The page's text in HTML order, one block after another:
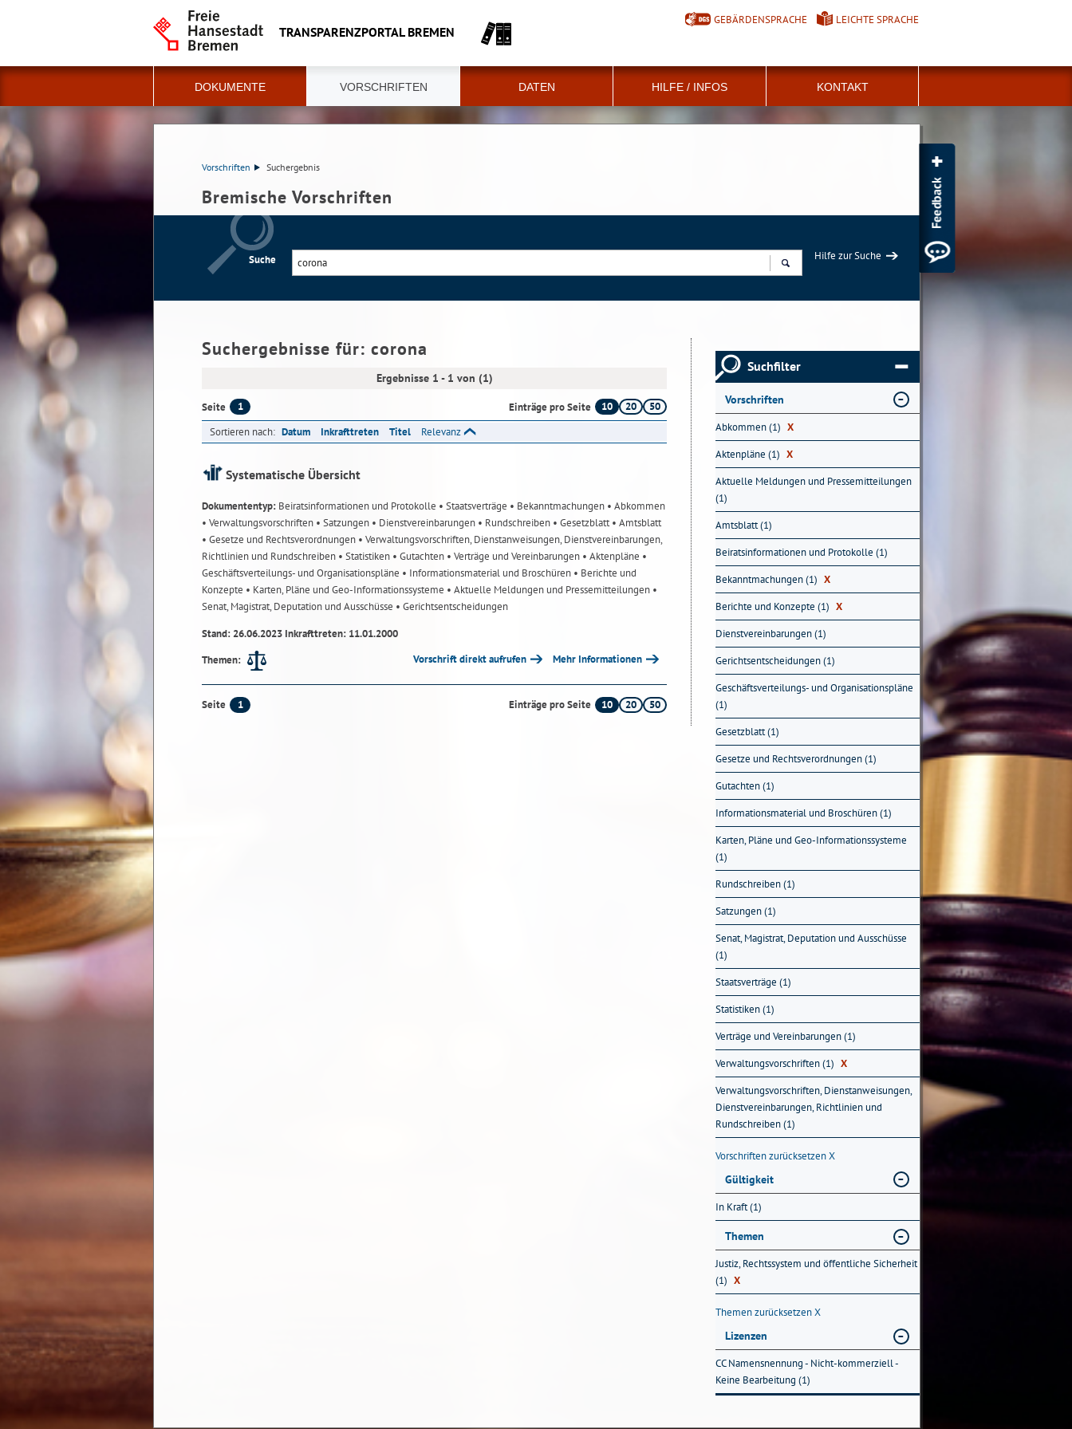
TRANSPARENZPORTAL BREMEN
GEBÄRDENSPRACHE LEICHTE SPRACHE
DOKUMENTE VORSCHRIFTEN DATEN HILFE / INFOS KONTAKT
Vorschriften Suchergebnis
Bremische Vorschriften
Suche
Hilfe zur Suche
Suchergebnisse für: corona
Ergebnisse 1 - 1 von (1)
Seite 1 Einträge pro Seite 10 20
50
Sortieren nach: Datum Inkrafttreten Titel Relevanz
Systematische Übersicht
Dokumententyp: Beiratsinformationen und Protokolle • Staatsverträge • Bekanntmachungen • Abkommen
• Verwaltungsvorschriften • Satzungen • Dienstvereinbarungen • Rundschreiben • Gesetzblatt• Amtsblatt
• Gesetze und Rechtsverordnungen • Verwaltungsvorschriften, Dienstanweisungen, Dienstvereinbarungen,
Richtlinien und Rundschreiben • Statistiken • Gutachten • Verträge und Vereinbarungen • Aktenpläne •
Geschäftsverteilungs- und Organisationspläne • Informationsmaterial und Broschüren • Berichte und
Konzepte • Karten, Pläne und Geo-Informationssysteme • Aktuelle Meldungen und Pressemitteilungen •
Senat, Magistrat, Deputation und Ausschüsse • Gerichtsentscheidungen
Stand: 26.06.2023 Inkrafttreten: 11.01.2000
Themen:
Vorschrift direkt aufrufen Mehr Informationen
Seite 1 Einträge pro Seite 10 20 50
Suchfilter
Vorschriften
Abkommen (1) X
Aktenpläne (1) X
Aktuelle Meldungen und Pressemitteilungen
(1)
Amtsblatt (1)
Beiratsinformationen und Protokolle (1)
Bekanntmachungen (1) X
Berichte und Konzepte (1) X
Dienstvereinbarungen (1)
Gerichtsentscheidungen (1)
Geschäftsverteilungs- und Organisationspläne
(1)
Gesetzblatt (1)
Gesetze und Rechtsverordnungen (1)
Gutachten (1)
Informationsmaterial und Broschüren (1)
Karten, Pläne und Geo-Informationssysteme
(1)
Rundschreiben (1)
Satzungen (1)
Senat, Magistrat, Deputation und Ausschüsse
(1)
Staatsverträge (1)
Statistiken (1)
Verträge und Vereinbarungen (1)
Verwaltungsvorschriften (1) X
Verwaltungsvorschriften, Dienstanweisungen,
Dienstvereinbarungen, Richtlinien und
Rundschreiben (1)
Vorschriften zurücksetzenX
Gültigkeit
In Kraft (1)
Themen
Justiz, Rechtssystem und öffentliche Sicherheit
(1) X
Themen zurücksetzenX
Lizenzen
CC Namensnennung - Nicht-kommerziell -
Keine Bearbeitung (1)